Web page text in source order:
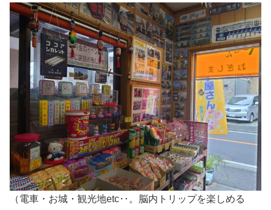
（電車・お城・観光地etc‥。脳内トリップを楽しめる